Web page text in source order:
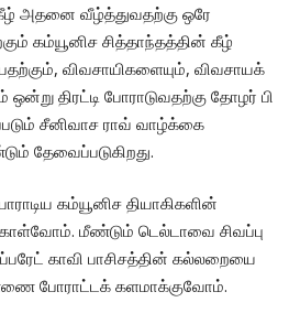
அதனை வீழ்த்துவதற்கு ஒரே
கம்யூனிச சித்தாந்தத்தின் கீழ்
விவசாயிகளையும், விவசாயக்
திரட்டி போராடுவதற்கு தோழர் பி
சீனிவாச ராவ் வாழ்க்கை
தேவைப்படுகிறது.
கம்யூனிச தியாகிகளின்
மீண்டும் டெல்டாவை சிவப்பு
காவி பாசிசத்தின் கல்லறையை
போராட்டக் களமாக்குவோம்.